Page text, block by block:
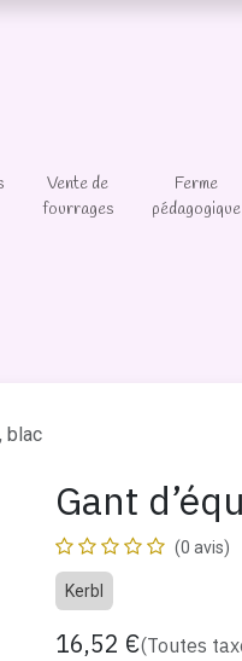
Vente de
fourrages
Ferme
pédagogique
blac
Gant
(0 avis)
Kerbl
16,52 €(Toutes